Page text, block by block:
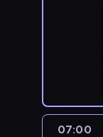
07:00